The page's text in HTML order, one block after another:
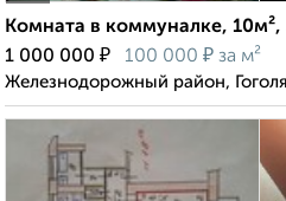
Комната в коммуналке,
1 000 000 ₽ 100 000 ₽ за м²
Железнодорожный район,